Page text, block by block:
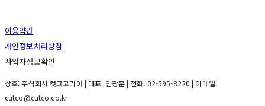
이용약관
개인정보처리방침
사업자정보확인
상호: 주식회사 컷코코리아 | 대표: 임광훈 | 전화: 02-595-8220 | 이메일:
cutco@cutco.co.kr